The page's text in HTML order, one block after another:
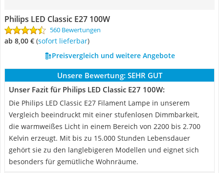
Philips LED Classic E27 100W
560 Bewertungen
ab 8,00 € ( Sofort lieferbar)
Preisvergleich und weitere Angebote
Unsere Bewertung: SEHR GUT
Unser Fazit für Philips LED Classic E27 100W:
Die Philips LED Classic E27 Filament Lampe in unserem
Vergleich beeindruckt mit einer stufenlosen Dimmbarkeit,
die warmweißes Licht in einem Bereich von 2200 bis 2.700
Kelvin erzeugt. Mit bis zu 15.000 Stunden Lebensdauer
gehört sie zu den langlebigeren Modellen und eignet sich
besonders für gemütliche Wohnräume.